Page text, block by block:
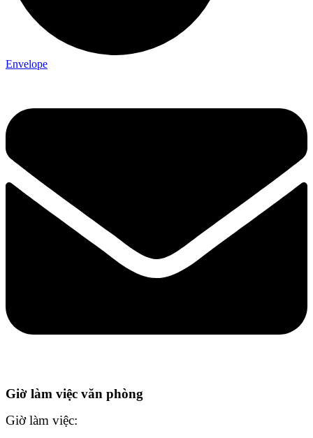
Envelope
Giờ làm việc văn phòng
Giờ làm việc: